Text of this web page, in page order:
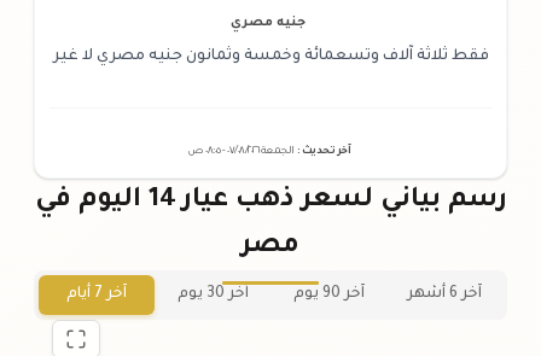
جنيه مصري
فقط ثلاثة آلاف وتسعمائة وخمسة وثمانون جنيه مصري لا غير
آخر تحديث : الجمعة ٠٧ /٠٨/٢٠٢٦ - ٠٨:٠٥ ص
رسم بياني لسعر ذهب عيار 14 اليوم في
مصر
آخر 6 أشهر آخر 90 يوم آخر 30 يوم آخر 7 أيام